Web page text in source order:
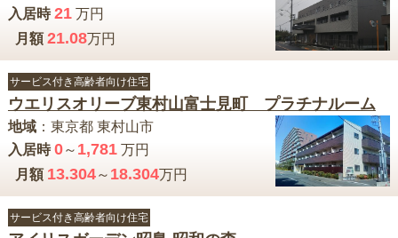
入居時 21万円
月額 21.08万円
サービス付き高齢者向け住宅
ウエリスオリーブ東村山富士見町 プラチナルーム
地域： 東京都 東村山市
入居時 0～ 1,781万円
月額 13.304～ 18.304万円
サービス付き高齢者向け住宅